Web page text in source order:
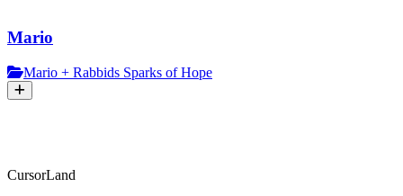
Mario
Mario + Rabbids Sparks of Hope
CursorLand